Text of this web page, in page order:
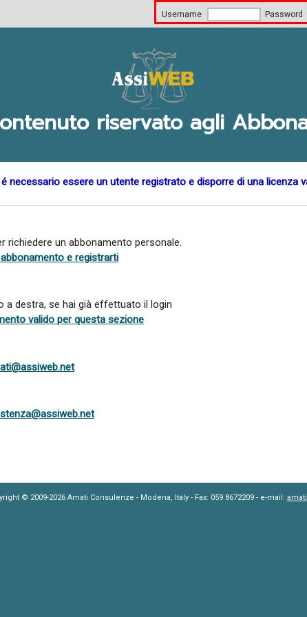
Username Password
riservato agli
necessario essere un utente registrato e disporre di una licenza
richiedere un abbonamento personale.
e registrarti
a destra, se hai già effettuato il login
valido per questa sezione
© 2009-2026 Amati Consulenze - Modena, Italy - Fax: 059 8672209 - e-mail: